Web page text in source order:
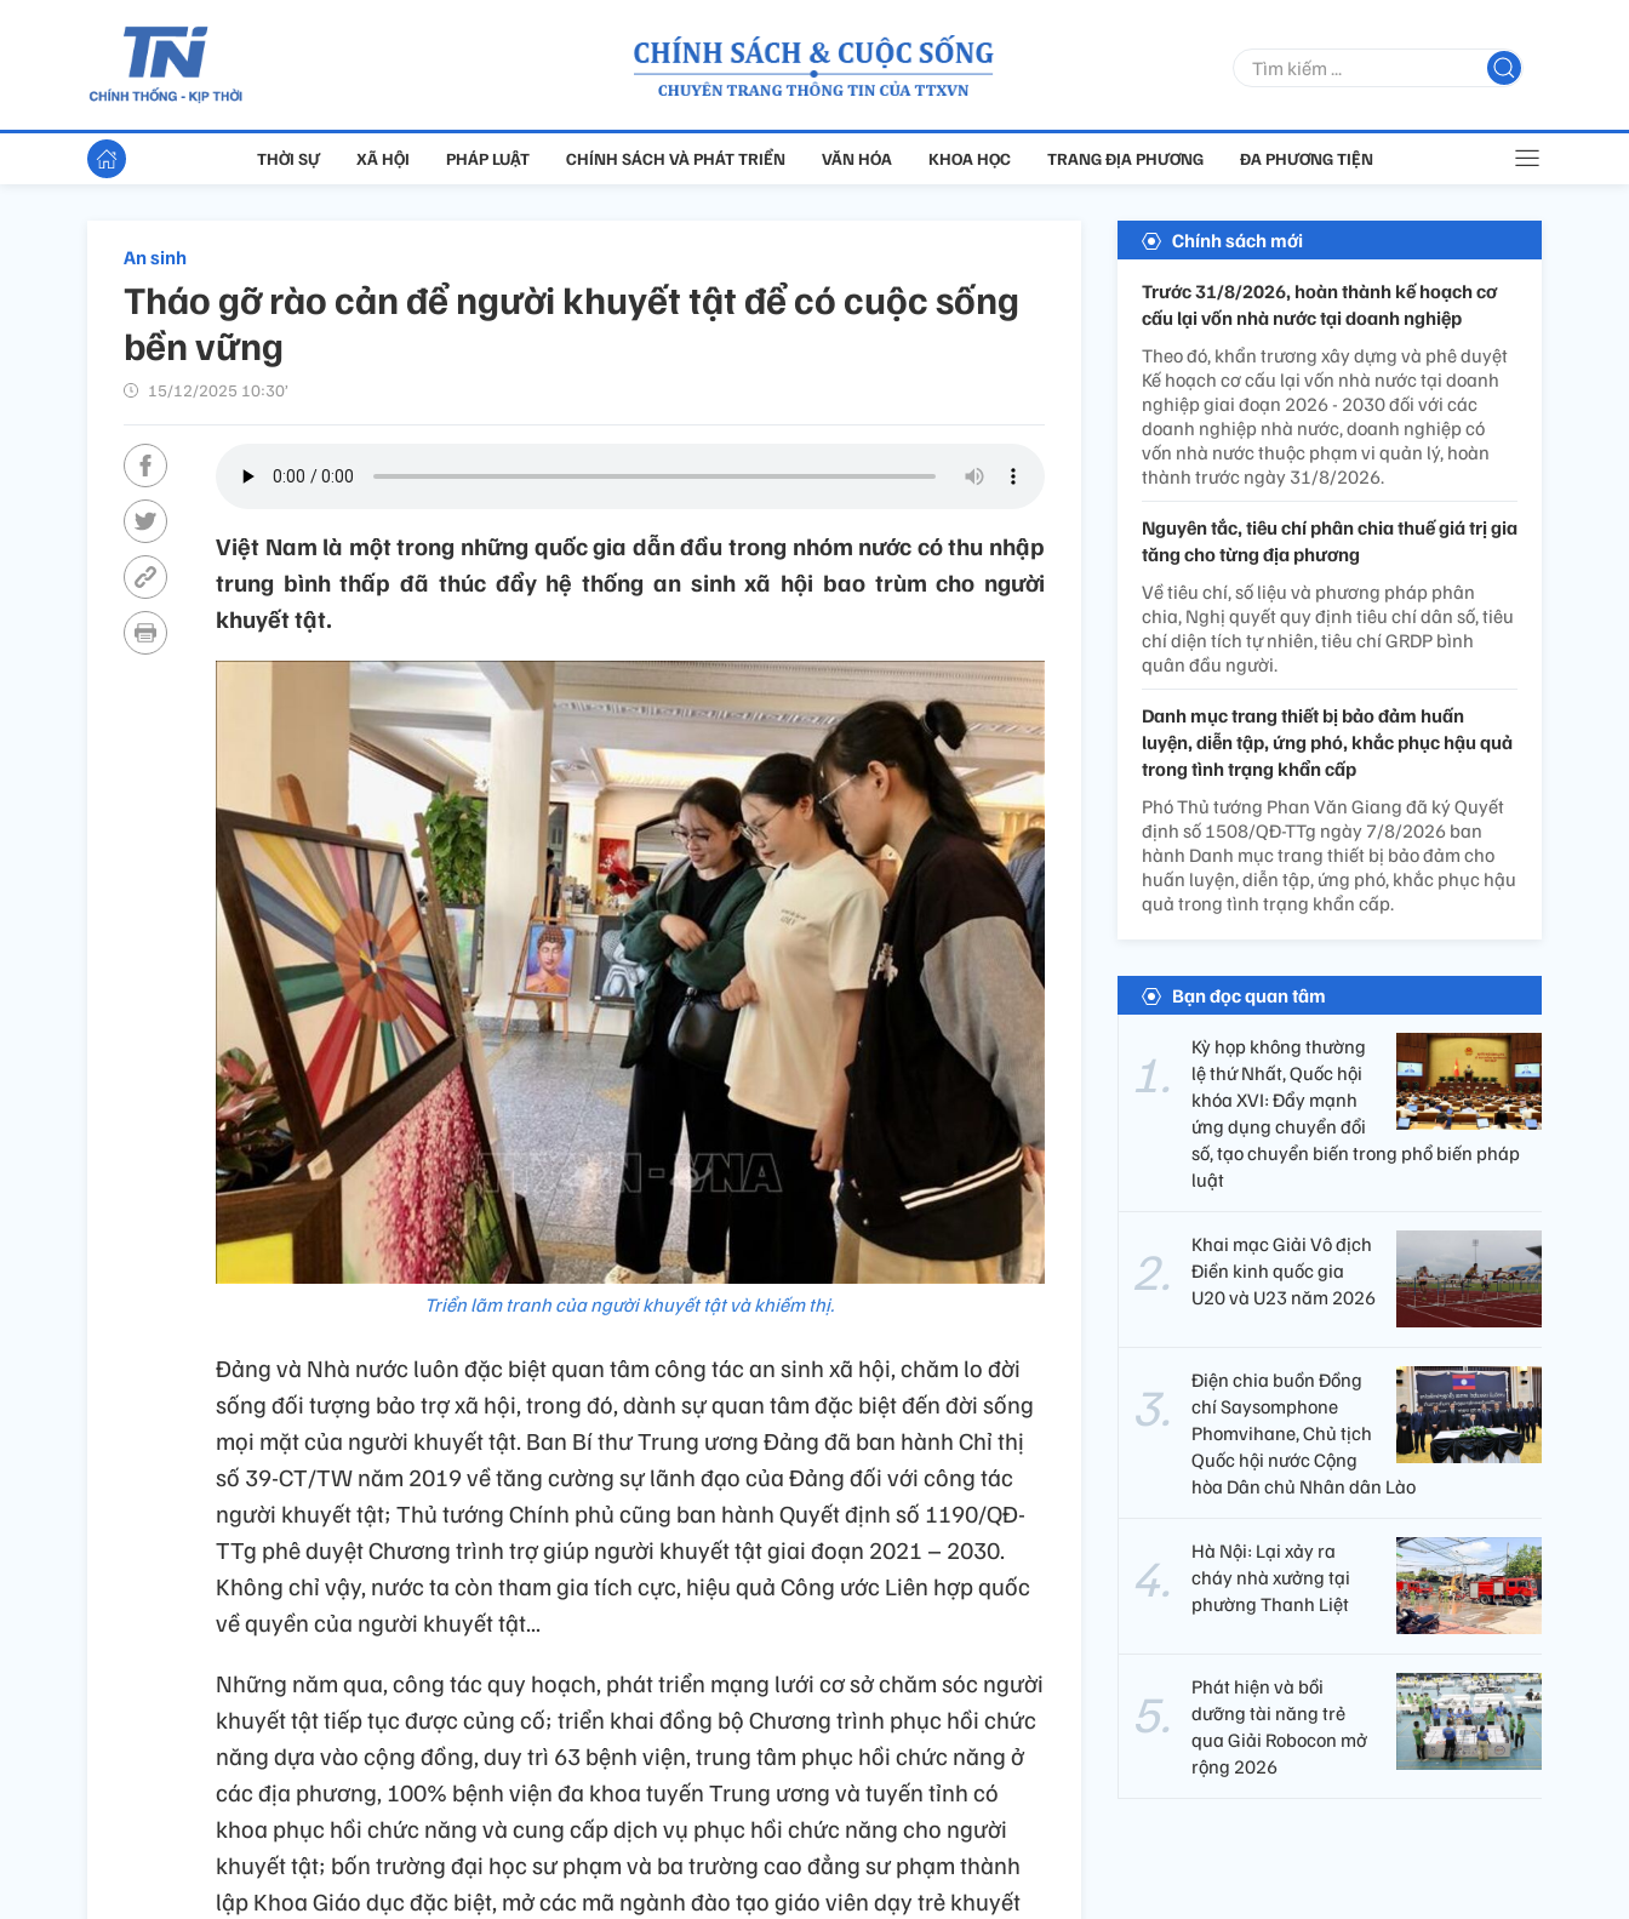
THỜI SỰ XÃ HỘI PHÁP LUẬT CHÍNH SÁCH VÀ PHÁT TRIỂN VĂN HÓA KHOA HỌC TRANG ĐỊA PHƯƠNG ĐA PHƯƠNG TIỆN
An sinh
Tháo gỡ rào cản để người khuyết tật để có cuộc sống
bền vững
15/12/2025 10:30’
Việt Nam là một trong những quốc gia dẫn đầu trong nhóm nước có thu nhập
trung bình thấp đã thúc đẩy hệ thống an sinh xã hội bao trùm cho người
khuyết tật.
Triển lãm tranh của người khuyết tật và khiếm thị.
Đảng và Nhà nước luôn đặc biệt quan tâm công tác an sinh xã hội, chăm lo đời
sống đối tượng bảo trợ xã hội, trong đó, dành sự quan tâm đặc biệt đến đời sống
mọi mặt của người khuyết tật. Ban Bí thư Trung ương Đảng đã ban hành Chỉ thị
số 39-CT/TW năm 2019 về tăng cường sự lãnh đạo của Đảng đối với công tác
người khuyết tật; Thủ tướng Chính phủ cũng ban hành Quyết định số 1190/QĐ-
TTg phê duyệt Chương trình trợ giúp người khuyết tật giai đoạn 2021 – 2030.
Không chỉ vậy, nước ta còn tham gia tích cực, hiệu quả Công ước Liên hợp quốc
về quyền của người khuyết tật...
Những năm qua, công tác quy hoạch, phát triển mạng lưới cơ sở chăm sóc người
khuyết tật tiếp tục được củng cố; triển khai đồng bộ Chương trình phục hồi chức
năng dựa vào cộng đồng, duy trì 63 bệnh viện, trung tâm phục hồi chức năng ở
các địa phương, 100% bệnh viện đa khoa tuyến Trung ương và tuyến tỉnh có
khoa phục hồi chức năng và cung cấp dịch vụ phục hồi chức năng cho người
khuyết tật; bốn trường đại học sư phạm và ba trường cao đẳng sư phạm thành
lập Khoa Giáo dục đặc biệt, mở các mã ngành đào tạo giáo viên dạy trẻ khuyết
Chính sách mới
Trước 31/8/2026, hoàn thành kế hoạch cơ
cấu lại vốn nhà nước tại doanh nghiệp
Theo đó, khẩn trương xây dựng và phê duyệt
Kế hoạch cơ cấu lại vốn nhà nước tại doanh
nghiệp giai đoạn 2026 - 2030 đối với các
doanh nghiệp nhà nước, doanh nghiệp có
vốn nhà nước thuộc phạm vi quản lý, hoàn
thành trước ngày 31/8/2026.
Nguyên tắc, tiêu chí phân chia thuế giá trị gia
tăng cho từng địa phương
Về tiêu chí, số liệu và phương pháp phân
chia, Nghị quyết quy định tiêu chí dân số, tiêu
chí diện tích tự nhiên, tiêu chí GRDP bình
quân đầu người.
Danh mục trang thiết bị bảo đảm huấn
luyện, diễn tập, ứng phó, khắc phục hậu quả
trong tình trạng khẩn cấp
Phó Thủ tướng Phan Văn Giang đã ký Quyết
định số 1508/QĐ-TTg ngày 7/8/2026 ban
hành Danh mục trang thiết bị bảo đảm cho
huấn luyện, diễn tập, ứng phó, khắc phục hậu
quả trong tình trạng khẩn cấp.
Bạn đọc quan tâm
Kỳ họp không thường
lệ thứ Nhất, Quốc hội
khóa XVI: Đẩy mạnh
ứng dụng chuyển đổi
số, tạo chuyển biến trong phổ biến pháp
luật
Khai mạc Giải Vô địch
Điền kinh quốc gia
U20 và U23 năm 2026
Điện chia buồn Đồng
chí Saysomphone
Phomvihane, Chủ tịch
Quốc hội nước Cộng
hòa Dân chủ Nhân dân Lào
Hà Nội: Lại xảy ra
cháy nhà xưởng tại
phường Thanh Liệt
Phát hiện và bồi
dưỡng tài năng trẻ
qua Giải Robocon mở
rộng 2026